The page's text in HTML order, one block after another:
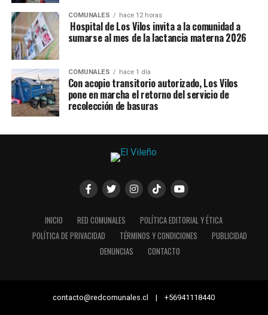
COMUNALES hace 12 horas
Hospital de Los Vilos invita a la comunidad a
sumarse al mes de la lactancia materna 2026
COMUNALES hace 1 día
Con acopio transitorio autorizado, Los Vilos
pone en marcha el retorno del servicio de
recolección de basuras
INICIO RED COMUNALES
POLÍTICA EDITORIAL Y ÉTICA
POLÍTICA DE PRIVACIDAD
TÉRMINOS Y CONDICIONES
PUBLICIDAD
DENUNCIAS
CONTACTO
contacto@redcomunales.cl | +56941118440